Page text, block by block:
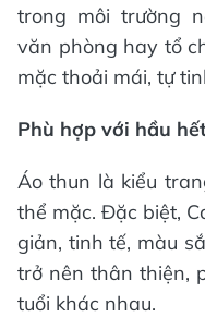
trong môi trường
văn phòng hay tổ
mặc thoải mái, tự
Phù hợp với hầu
Áo thun là kiểu
thể mặc. Đặc biệt,
giản, tinh tế, màu
trở nên thân thiện,
tuổi khác nhau.